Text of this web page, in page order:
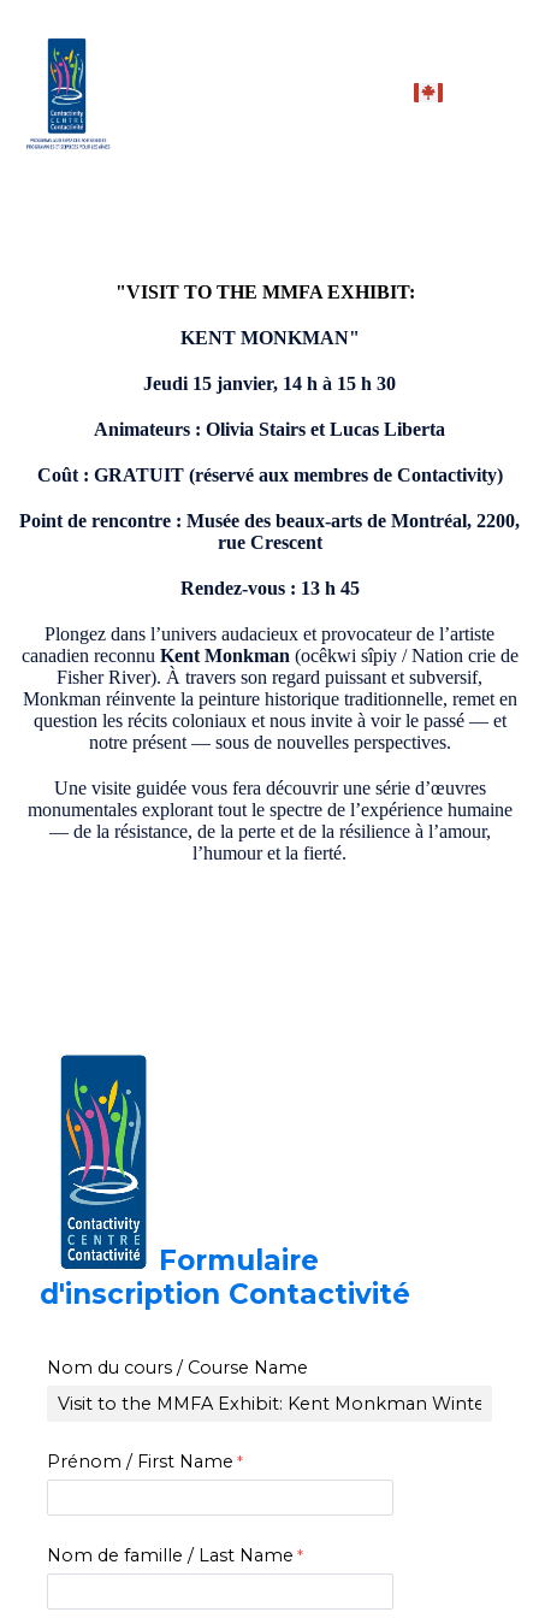
"VISIT TO THE MMFA EXHIBIT:
KENT MONKMAN"
Jeudi 15 janvier, 14 h à 15 h 30
Animateurs : Olivia Stairs et Lucas Liberta
Coût : GRATUIT (réservé aux membres de Contactivity)
Point de rencontre : Musée des beaux-arts de Montréal, 2200,
rue Crescent
Rendez-vous : 13 h 45
Plongez dans l’univers audacieux et provocateur de l’artiste
canadien reconnu Kent Monkman (ocêkwi sîpiy / Nation crie de
Fisher River). À travers son regard puissant et subversif,
Monkman réinvente la peinture historique traditionnelle, remet en
question les récits coloniaux et nous invite à voir le passé — et
notre présent — sous de nouvelles perspectives.
Une visite guidée vous fera découvrir une série d’œuvres
monumentales explorant tout le spectre de l’expérience humaine
— de la résistance, de la perte et de la résilience à l’amour,
l’humour et la fierté.